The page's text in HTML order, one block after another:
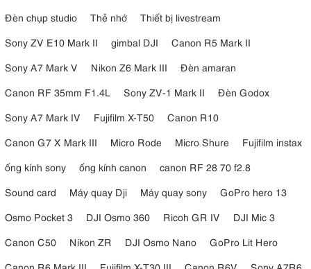
Đèn chụp studio
Thẻ nhớ
Thiết bị livestream
Sony ZV E10 Mark II
gimbal DJI
Canon R5 Mark II
Sony A7 Mark V
Nikon Z6 Mark III
Đèn amaran
Canon RF 35mm F1.4L
Sony ZV-1 Mark II
Đèn Godox
Sony A7 Mark IV
Fujifilm X-T50
Canon R10
Canon G7 X Mark III
Micro Rode Micro Shure
Fujifilm instax
ống kính sony
ống kính canon
canon RF 28 70 f2.8
Sound card
Máy quay Dji Máy quay sony
GoPro hero 13
Osmo Pocket 3
DJI Osmo 360 Ricoh GR IV
DJI Mic 3
Canon C50
Nikon ZR DJI Osmo Nano
GoPro Lit Hero